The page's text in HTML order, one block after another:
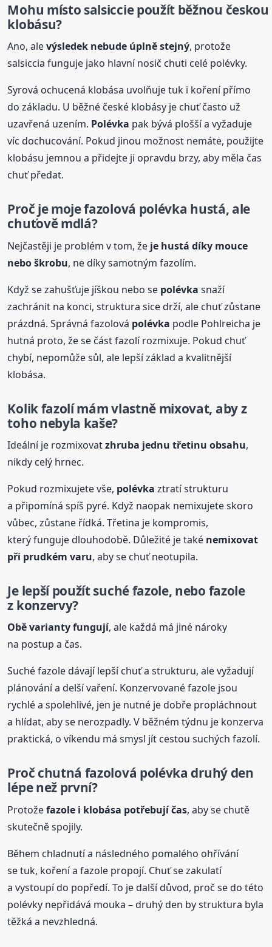
Mohu místo salsiccie použít běžnou českou
klobásu?
Ano, alevýsledek nebude úplně stejný, protože
salsiccia funguje jako hlavní nosič chuti celé polévky.
Syrová ochucená klobása uvolňuje tuk i koření přímo
do základu. U běžné české klobásy je chuť často už
uzavřená uzením. Polévka pak bývá plošší a vyžaduje
víc dochucování. Pokud jinou možnost nemáte, použijte
klobásu jemnou a přidejte ji opravdu brzy, aby měla čas
chuť předat.
Proč je moje fazolová polévka hustá, ale
chuťově mdlá?
Nejčastěji je problém v tom, že je hustá díky mouce
nebo škrobu, ne díky samotným fazolím.
Když se zahušťuje jíškou nebo se polévka snaží
zachránit na konci, struktura sice drží, ale chuť zůstane
prázdná. Správná fazolová polévka podle Pohlreicha je
hutná proto, že se část fazolí rozmixuje. Pokud chuť
chybí, nepomůže sůl, ale lepší základ a kvalitnější
klobása.
Kolik fazolí mám vlastně mixovat, aby z
toho nebyla kaše?
Ideální je rozmixovatzhruba jednu třetinu obsahu,
nikdy celý hrnec.
Pokud rozmixujete vše, polévka ztratí strukturu
a připomíná spíš pyré. Když naopak nemixujete skoro
vůbec, zůstane řídká. Třetina je kompromis,
který funguje dlouhodobě. Důležité je také nemixovat
při prudkém varu, aby se chuť neotupila.
Je lepší použít suché fazole, nebo fazole
z konzervy?
Obě varianty fungují, ale každá má jiné nároky
na postup a čas.
Suché fazole dávají lepší chuť a strukturu, ale vyžadují
plánování a delší vaření. Konzervované fazole jsou
rychlé a spolehlivé, jen je nutné je dobře propláchnout
a hlídat, aby se nerozpadly. V běžném týdnu je konzerva
praktická, o víkendu má smysl jít cestou suchých fazolí.
Proč chutná fazolová polévka druhý den
lépe než první?
Protožefazole i klobása potřebují čas, aby se chutě
skutečně spojily.
Během chladnutí a následného pomalého ohřívání
se tuk, koření a fazole propojí. Chuť se zakulatí
a vystoupí do popředí. To je další důvod, proč se do této
polévky nepřidává mouka – druhý den by struktura byla
těžká a nevzhledná.